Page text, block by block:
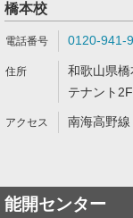
橋本校
0120-941-
和歌山県
テナント
南海高野
能開センター